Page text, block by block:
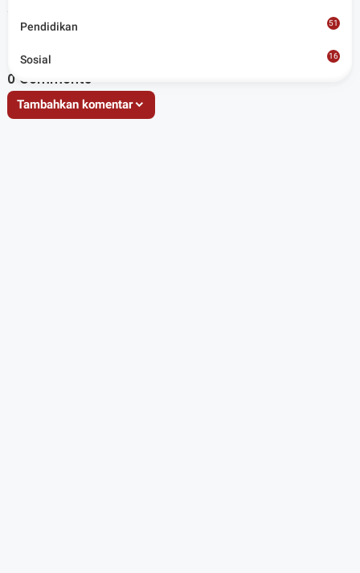
Artikel Terkait
0 Comments
Tambahkan komentar
Pendidikan 51
Sosial
16